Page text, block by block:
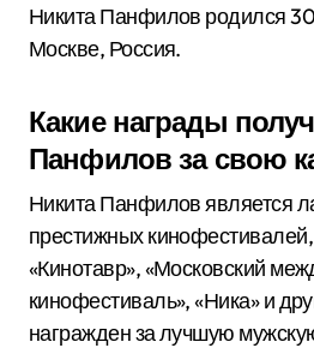
Никита Панфилов родился 30
Москве, Россия.
Какие награды
Панфилов за свою
Никита Панфилов является
престижных кинофестивалей,
«Кинотавр», «Московский
кинофестиваль», «Ника» и
награжден за лучшую